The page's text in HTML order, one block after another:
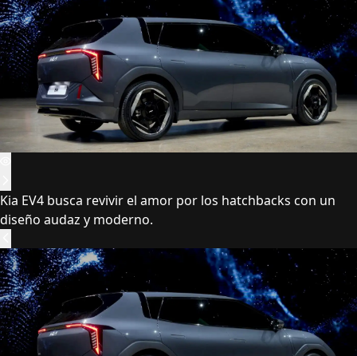
Kia EV4 busca revivir el amor por los hatchbacks con un
diseño audaz y moderno.